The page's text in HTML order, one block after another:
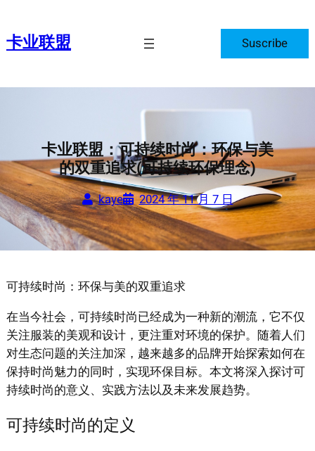
内卡业联盟 Suscribe
卡业联盟：可持续时尚：环保与美
的双重追求(可持续环保理念)
kaye 2024 年 11 月 7 日
可持续时尚：环保与美的双重追求
在当今社会，可持续时尚已经成为一种新的潮流，它不仅
关注服装的美观和设计，更注重对环境的保护。随着人们
对生态问题的关注加深，越来越多的品牌开始探索如何在
保持时尚魅力的同时，实现环保目标。本文将深入探讨可
持续时尚的意义、实践方法以及未来发展趋势。
可持续时尚的定义